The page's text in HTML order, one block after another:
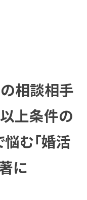
の相談相手
上条件の
む「婚活
に